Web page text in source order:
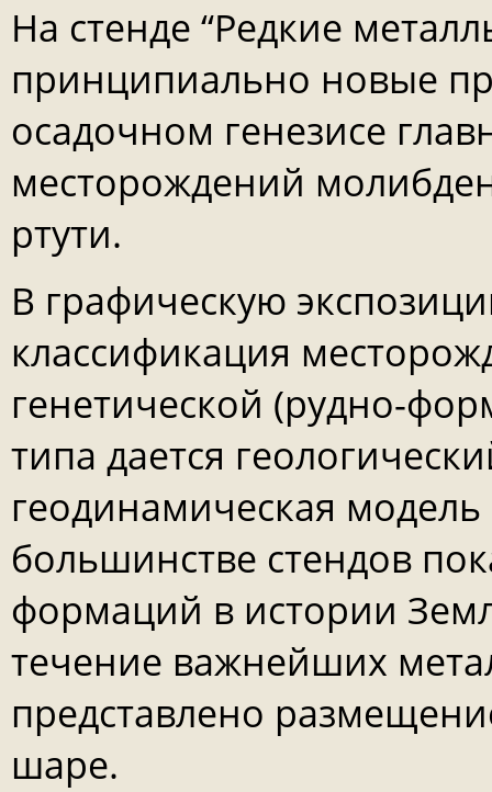
На стенде “Редкие
принципиально новые
осадочном генезисе
месторождений
ртути.
В графическую
классификация
генетической (рудно-
типа дается
геодинамическая
большинстве стендов
формаций в истории
течение важнейших
представлено
шаре.